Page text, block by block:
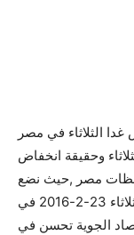
الثلاثاء في مصر
وحقيقة انخفاض
مصر ,حيث نضع
لكم في هذا المقال اخبار الطقس ليوم غدا الثلاثاء 23-2-2016 في
الجوية تحسن في